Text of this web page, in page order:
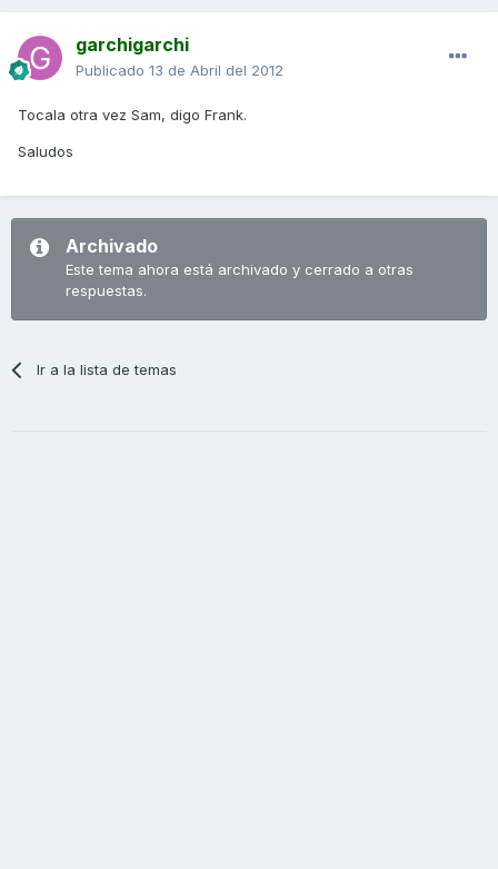
garchigarchi
Publicado 13 de Abril del 2012
Tocala otra vez Sam, digo Frank.
Saludos
Archivado
Este tema ahora está archivado y cerrado a otras
respuestas.
Ir a la lista de temas